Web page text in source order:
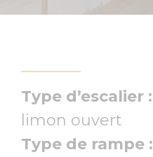
Type d’escalier :
limon ouvert
Type de rampe :